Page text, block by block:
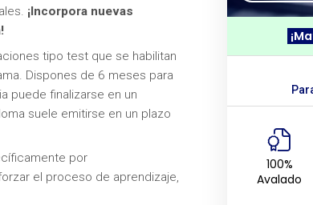
¡Incorpora nuevas
tipo test que se habilitan
Dispones de 6 meses para
puede finalizarse en un
suele emitirse en un plazo
por
el proceso de aprendizaje,
100%
Avalado